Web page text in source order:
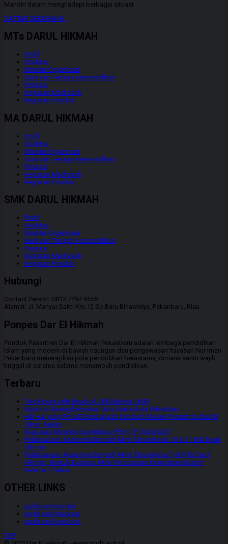
Mandiri dalam menghadapi berbagai situasi.
DAFTAR SEKARANG
MTs DARUL HIKMAH
Profil
Visi Misi
Struktur Organisasi
Guru dan Tenaga kependidikan
Prestasi
Kegiatan Madrasah
Kegiatan Pondok
MA DARUL HIKMAH
Profil
Visi Misi
Struktur Organisasi
Guru dan Tenaga kependidikan
Prestasi
Kegiatan Madrasah
Kegiatan Pondok
SMK DARUL HIKMAH
Profil
Visi Misi
Struktur Organisasi
Guru dan Tenaga kependidikan
Prestasi
Kegiatan Madrasah
Kegiatan Pondok
Hubungi
Contact Person: 0813 7494 9556
Alamat: Jl. Manyar Sakti Km.12 Sp.Baru Binawidya, Pekanbaru, Riau
Ponpes Dar El Hikmah
Pondok Pesantren Dar El Hikmah Pekanbaru adalah lembaga pendidikan
Islam yang modern di bawah naungan dan pengawasan Yayasan Nur Iman
Pekanbaru menerapkan pola pendidikan berasrama, dimana santri wajib
tinggal di asrama selama menempuh pendidikan.
Terbaru
Two Hours with Head of UPA Bahasa UNRI
Ngobrol Bareng bersama Duta Genre Kota Pekanbaru
Hal-Hal yang Perlu Dipersiapkan Sebelum Masuk Pesantren diawal
Tahun Ajaran
Siap-siap Mondok Santri Baru PPDH TP. 2026/2027
Pelaksanaan Asesmen Sumatif Akhir Tahun Kelas 10 & 11 MA Darul
Hikmah
Pelaksanaan Asesmen Sumatif Akhir Tahun Kelas 7-8 MTs Darul
Hikmah, Bentuk Evaluasi Akhir Pencapaian Kompetensi Santri
Selama 1 Tahun
OTHER LINKS
ppdh on Youtube
ppdh on Instagram
ppdh on Facebook
TOP